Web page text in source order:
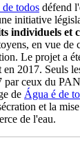
todos défend
initiative
individuels et
en vue de
Le projet a
en 2017. Seuls
par ceux du
de Água é de
et la
de l'eau.